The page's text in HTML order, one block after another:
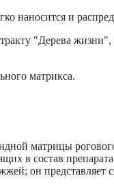
наносится и
"Дерева жизни",
матрикса.
матрицы
в состав
он представляет